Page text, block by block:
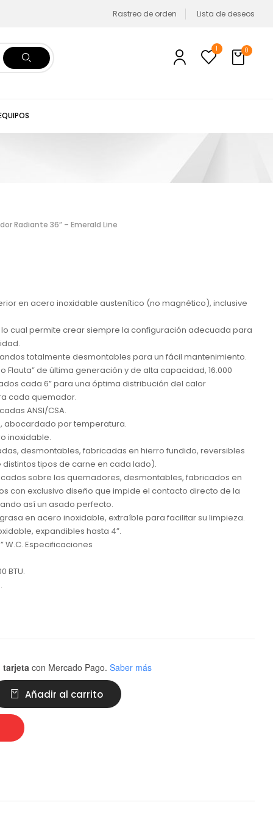
Rastreo de orden Lista de deseos
1 0
Radiante 36” – Emerald Line
en acero inoxidable austenítico (no magnético), inclusive
cual permite crear siempre la configuración adecuada para
totalmente desmontables para un fácil mantenimiento.
Flauta” de última generación y de alta capacidad, 16.000
cada 6” para una óptima distribución del calor
cada quemador.
ANSI/CSA.
abocardado por temperatura.
inoxidable.
desmontables, fabricadas en hierro fundido, reversibles
tipos de carne en cada lado).
sobre los quemadores, desmontables, fabricados en
con exclusivo diseño que impide el contacto directo de la
así un asado perfecto.
en acero inoxidable, extraíble para facilitar su limpieza.
expandibles hasta 4”.
W.C. Especificaciones
BTU.
tarjeta con Mercado Pago. Saber más
Añadir al carrito